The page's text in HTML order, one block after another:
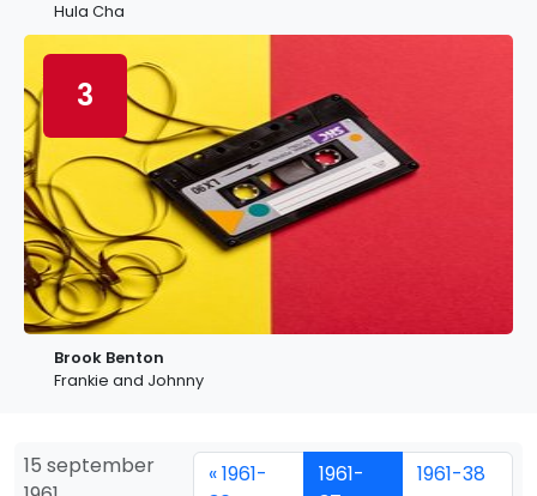
Hula Cha
3
Brook Benton
Frankie and Johnny
15 september
« 1961-
1961-
1961-38